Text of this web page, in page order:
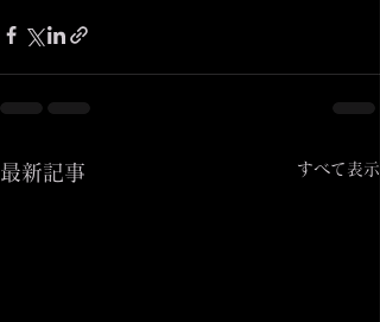
最新記事 すべて表示